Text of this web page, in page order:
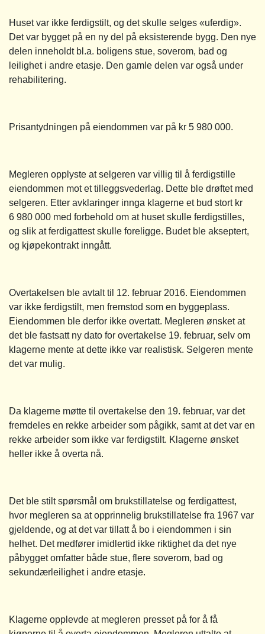
Huset var ikke ferdigstilt, og det skulle selges «uferdig».
Det var bygget på en ny del på eksisterende bygg. Den nye
delen inneholdt bl.a. boligens stue, soverom, bad og
leilighet i andre etasje. Den gamle delen var også under
rehabilitering.
Prisantydningen på eiendommen var på kr 5 980 000.
Megleren opplyste at selgeren var villig til å ferdigstille
eiendommen mot et tilleggsvederlag. Dette ble drøftet med
selgeren. Etter avklaringer innga klagerne et bud stort kr
6 980 000 med forbehold om at huset skulle ferdigstilles,
og slik at ferdigattest skulle foreligge. Budet ble akseptert,
og kjøpekontrakt inngått.
Overtakelsen ble avtalt til 12. februar 2016. Eiendommen
var ikke ferdigstilt, men fremstod som en byggeplass.
Eiendommen ble derfor ikke overtatt. Megleren ønsket at
det ble fastsatt ny dato for overtakelse 19. februar, selv om
klagerne mente at dette ikke var realistisk. Selgeren mente
det var mulig.
Da klagerne møtte til overtakelse den 19. februar, var det
fremdeles en rekke arbeider som pågikk, samt at det var en
rekke arbeider som ikke var ferdigstilt. Klagerne ønsket
heller ikke å overta nå.
Det ble stilt spørsmål om brukstillatelse og ferdigattest,
hvor megleren sa at opprinnelig brukstillatelse fra 1967 var
gjeldende, og at det var tillatt å bo i eiendommen i sin
helhet. Det medfører imidlertid ikke riktighet da det nye
påbygget omfatter både stue, flere soverom, bad og
sekundærleilighet i andre etasje.
Klagerne opplevde at megleren presset på for å få